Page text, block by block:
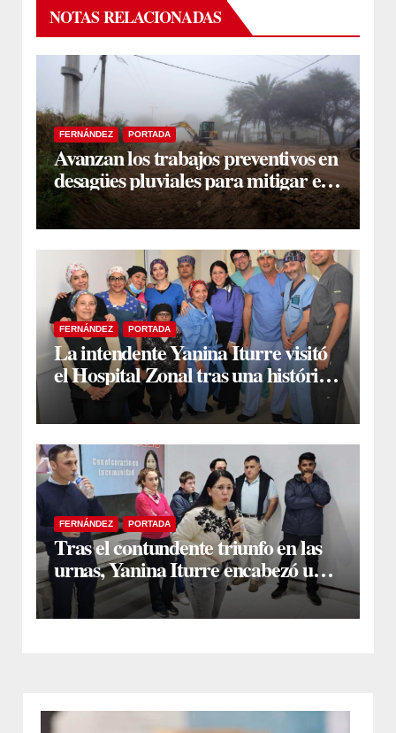
NOTAS RELACIONADAS
FERNÁNDEZ PORTADA
Avanzan los trabajos preventivos en
desagües pluviales para mitigar el
impacto de la temporada de lluvias
FERNÁNDEZ PORTADA
La intendente Yanina Iturre visitó
el Hospital Zonal tras una histórica
jornada de intervenciones
laparoscópicas
FERNÁNDEZ PORTADA
Tras el contundente triunfo en las
urnas, Yanina Iturre encabezó un
encuentro con vecinos y dirigentes
en Fernández